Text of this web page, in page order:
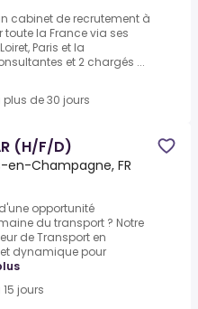
cabinet de recrutement à
la France via ses
Paris et la
et 2 chargés ...
plus de 30 jours
(H/F/D)
en-Champagne, FR
opportunité
du transport ? Notre
de Transport en
dynamique pour
jours